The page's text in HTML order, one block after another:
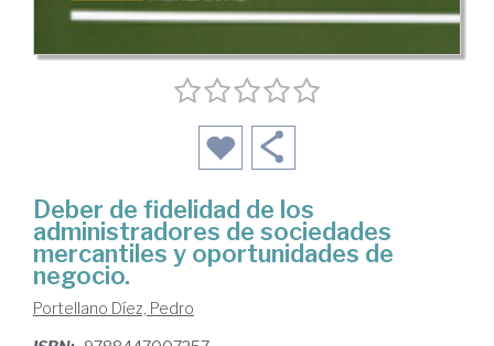
Deber de fidelidad de los
administradores de sociedades
mercantiles y oportunidades de
negocio.
Portellano Díez, Pedro